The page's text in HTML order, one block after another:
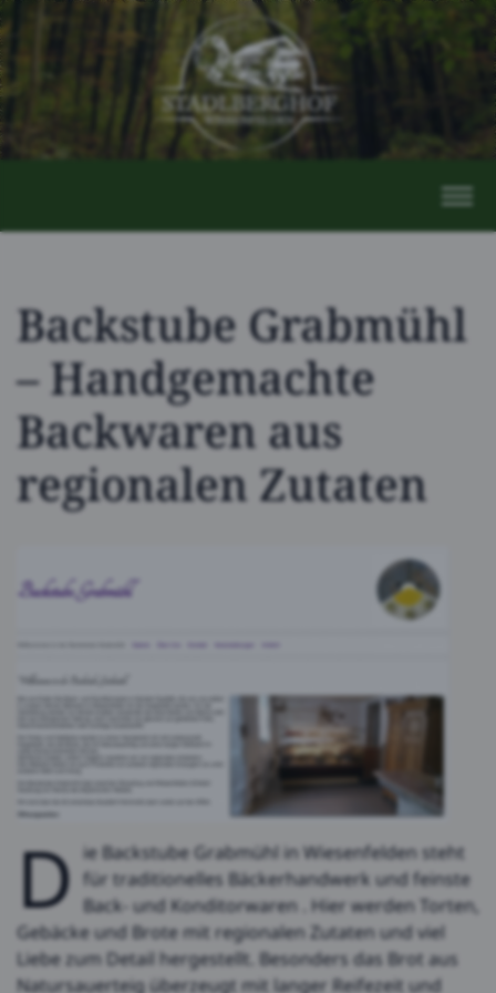
Backstube Grabmühl
– Handgemachte
Backwaren aus
regionalen Zutaten
D ie Backstube Grabmühl in Wiesenfelden steht
für traditionelles Bäckerhandwerk und feinste
Back- und Konditorwaren . Hier werden Torten,
Gebäcke und Brote mit regionalen Zutaten und viel
Liebe zum Detail hergestellt. Besonders das Brot aus
Natursauerteig überzeugt mit langer Reifezeit und